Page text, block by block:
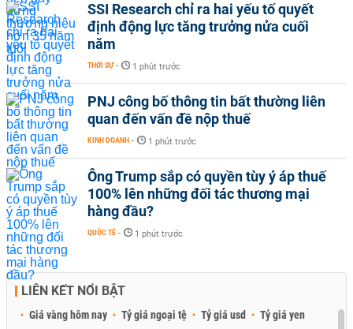
SSI Research chỉ ra hai yếu tố quyết
định động lực tăng trưởng nửa cuối
năm
THỜI SỰ - 1 phút trước
PNJ công bố thông tin bất thường liên
quan đến vấn đề nộp thuế
KINH DOANH - 1 phút trước
Ông Trump sắp có quyền tùy ý áp thuế
100% lên những đối tác thương mại
hàng đầu?
QUỐC TẾ - 1 phút trước
LIÊN KẾT NỔI BẬT
Giá vàng hôm nay Tỷ giá ngoại tệ Tỷ giá usd
Tỷ giá yen